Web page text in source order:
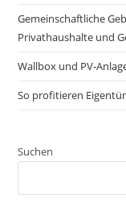
Gemeinschaftliche
Privathaushalte und
Wallbox und PV-
So profitieren
Suchen